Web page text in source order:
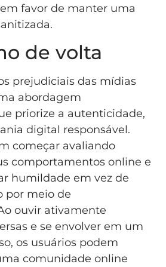
favor de manter uma
de volta
prejudiciais das mídias
abordagem
priorize a autenticidade,
digital responsável.
começar avaliando
comportamentos online e
humildade em vez de
por meio de
ouvir ativamente
e se envolver em um
os usuários podem
comunidade online